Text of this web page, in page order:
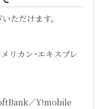
ただけます。
リカン･エキスプレ
／Y!mobile